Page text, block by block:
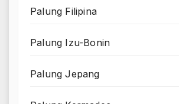
Palung Filipina
Palung Izu-Bonin
Palung Jepang